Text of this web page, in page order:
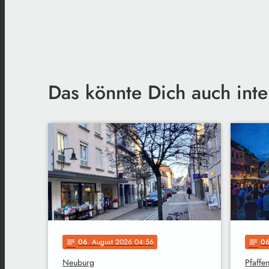
Das könnte Dich auch
notes 06. August 2026 04:56
Neuburg
notes 06